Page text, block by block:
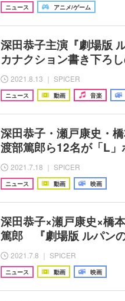
ニュース アニメ/ゲーム
深田恭子主演『劇場版
カナクション書き下ろ
2021.8.13 ｜ SPICER
ニュース 動画 音楽
深田恭子・瀬戸康史・
渡部篤郎ら12名が「L
2021.7.18 ｜ SPICER
ニュース 動画 映画
深田恭子×瀬戸康史×橋
篤郎 『劇場版 ルパン
2021.7.8 ｜ SPICER
ニュース 動画 映画